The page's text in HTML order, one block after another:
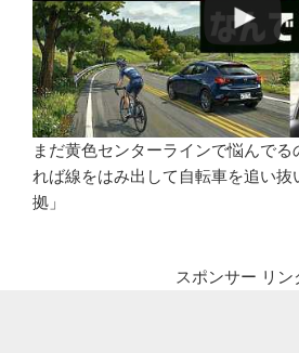
まだ黄色センターラインで悩んで
れば線をはみ出して自転車を追い抜
拠」
スポンサー リン